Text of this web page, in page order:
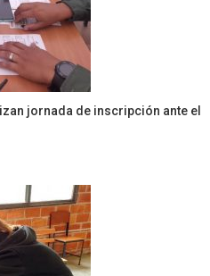
jornada de inscripción ante el